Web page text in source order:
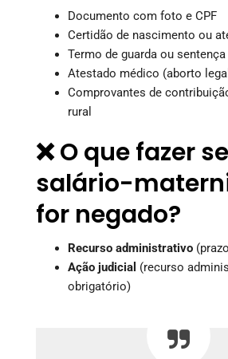
Documento com foto e CPF
Certidão de nascimento ou
Termo de guarda ou
Atestado médico (aborto
Comprovantes de
rural
❌ O que fazer
salário-
for negado?
Recurso administrativo
Ação judicial (recurso
obrigatório)